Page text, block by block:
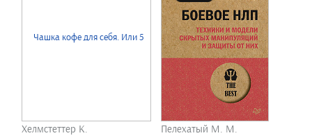
Хелмстеттер К. Пелехатый М. М.